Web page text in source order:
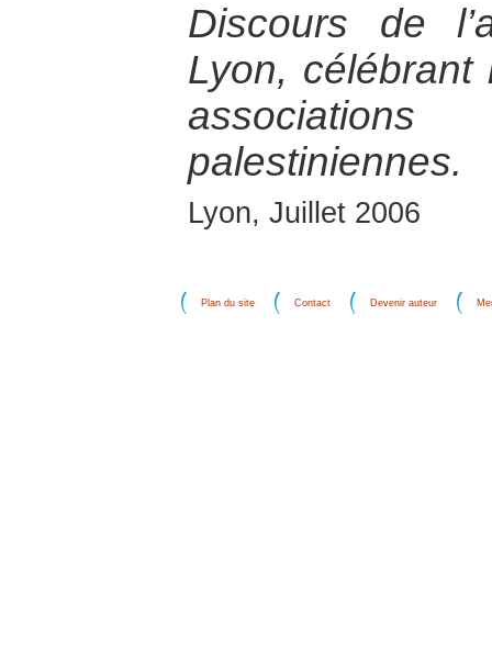
Discours de
Lyon, célébrant
palestiniennes.
Lyon, Juillet 2006
Plan du site Contact Devenir auteur